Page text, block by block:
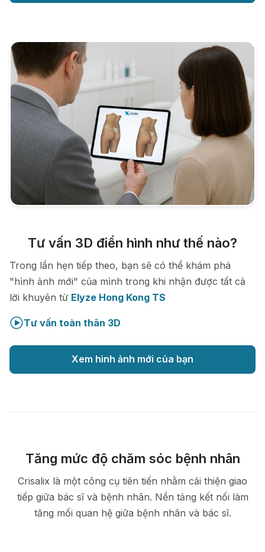
Tư vấn 3D điển hình như thế nào?
Trong lần hẹn tiếp theo, bạn sẽ có thể khám phá
"hình ảnh mới" của mình trong khi nhận được tất cả
lời khuyên từ Elyze Hong Kong TS
Tư vấn toàn thân 3D
Xem hình ảnh mới của bạn
Tăng mức độ chăm sóc bệnh nhân
Crisalix là một công cụ tiên tiến nhằm cải thiện giao
tiếp giữa bác sĩ và bệnh nhân. Nền tảng kết nối làm
tăng mối quan hệ giữa bệnh nhân và bác sĩ.